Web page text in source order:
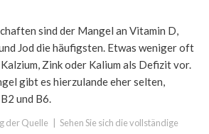
sind der Mangel an Vitamin D,
Jod die häufigsten. Etwas weniger oft
Zink oder Kalium als Defizit vor.
gibt es hierzulande eher selten,
und B6.
der Quelle Sehen Sie sich die vollständige